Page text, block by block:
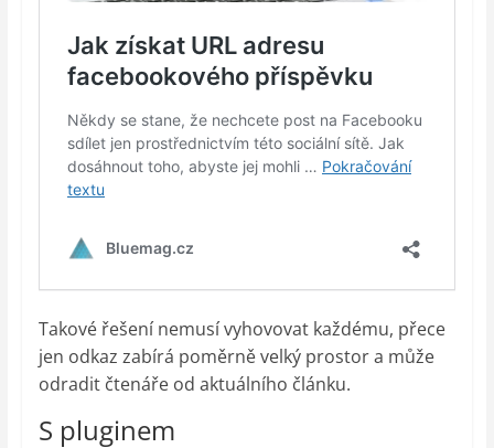
Takové řešení nemusí vyhovovat každému, přece
jen odkaz zabírá poměrně velký prostor a může
odradit čtenáře od aktuálního článku.
S pluginem